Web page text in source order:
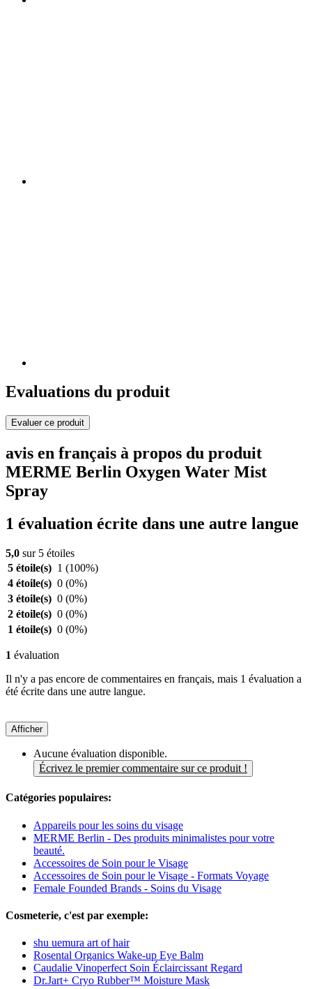
Evaluations du produit
Evaluer ce produit
avis en français à propos du produit
MERME Berlin Oxygen Water Mist
Spray
1 évaluation écrite dans une autre langue
5,0 sur 5 étoiles
5 étoile(s) 1 (100%)
4 étoile(s) 0 (0%)
3 étoile(s) 0 (0%)
2 étoile(s) 0 (0%)
1 étoile(s) 0 (0%)
1 évaluation
Il n'y a pas encore de commentaires en français, mais 1 évaluation a
été écrite dans une autre langue.
Afficher
Aucune évaluation disponible.
Écrivez le premier commentaire sur ce produit !
Catégories populaires:
Appareils pour les soins du visage
MERME Berlin - Des produits minimalistes pour votre
beauté.
Accessoires de Soin pour le Visage
Accessoires de Soin pour le Visage - Formats Voyage
Female Founded Brands - Soins du Visage
Cosmeterie, c'est par exemple:
shu uemura art of hair
Rosental Organics Wake-up Eye Balm
Caudalie Vinoperfect Soin Éclaircissant Regard
Dr.Jart+ Cryo Rubber™ Moisture Mask